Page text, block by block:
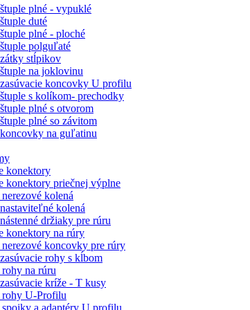
plné - vypuklé
duté
plné - ploché
polguľaté
stĺpikov
na joklovinu
koncovky U profilu
s kolíkom- prechodky
plné s otvorom
plné so závitom
na guľatinu
konektory
konektory priečnej výplne
kolená
kolená
držiaky pre rúru
konektory na rúry
nerezové koncovky pre rúry
rohy s kĺbom
na rúru
kríže - T kusy
rohy U-Profilu
spojky a adaptéry U profilu